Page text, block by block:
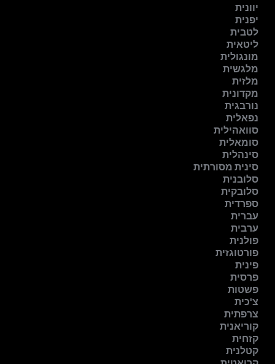
יוונית
יפנית
לטבית
ליטאית
מונגולית
מלגשית
מלזית
מקדונית
נורבגית
נפאלית
סוואהילית
סומאלית
סינהלית
סינית מסורתית
סלובנית
סלובקית
ספרדית
עברית
ערבית
פולנית
פורטוגזית
פינית
פרסית
פשטות
צ'כית
צרפתית
קוריאנית
קזחית
קטלנית